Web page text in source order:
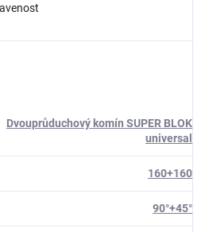
Dvouprůduchový komín SUPER BLOK
universal
160+160
90°+45°